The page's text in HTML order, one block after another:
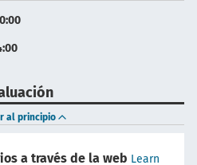
al principio
a través de la web Learn